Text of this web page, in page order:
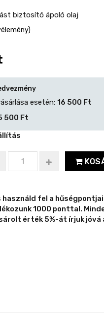
biztosító ápoló olaj
esetén: 16 500 Ft
500 Ft
használd fel a
1000 ponttal.
érték 5%-át írjuk jóvá